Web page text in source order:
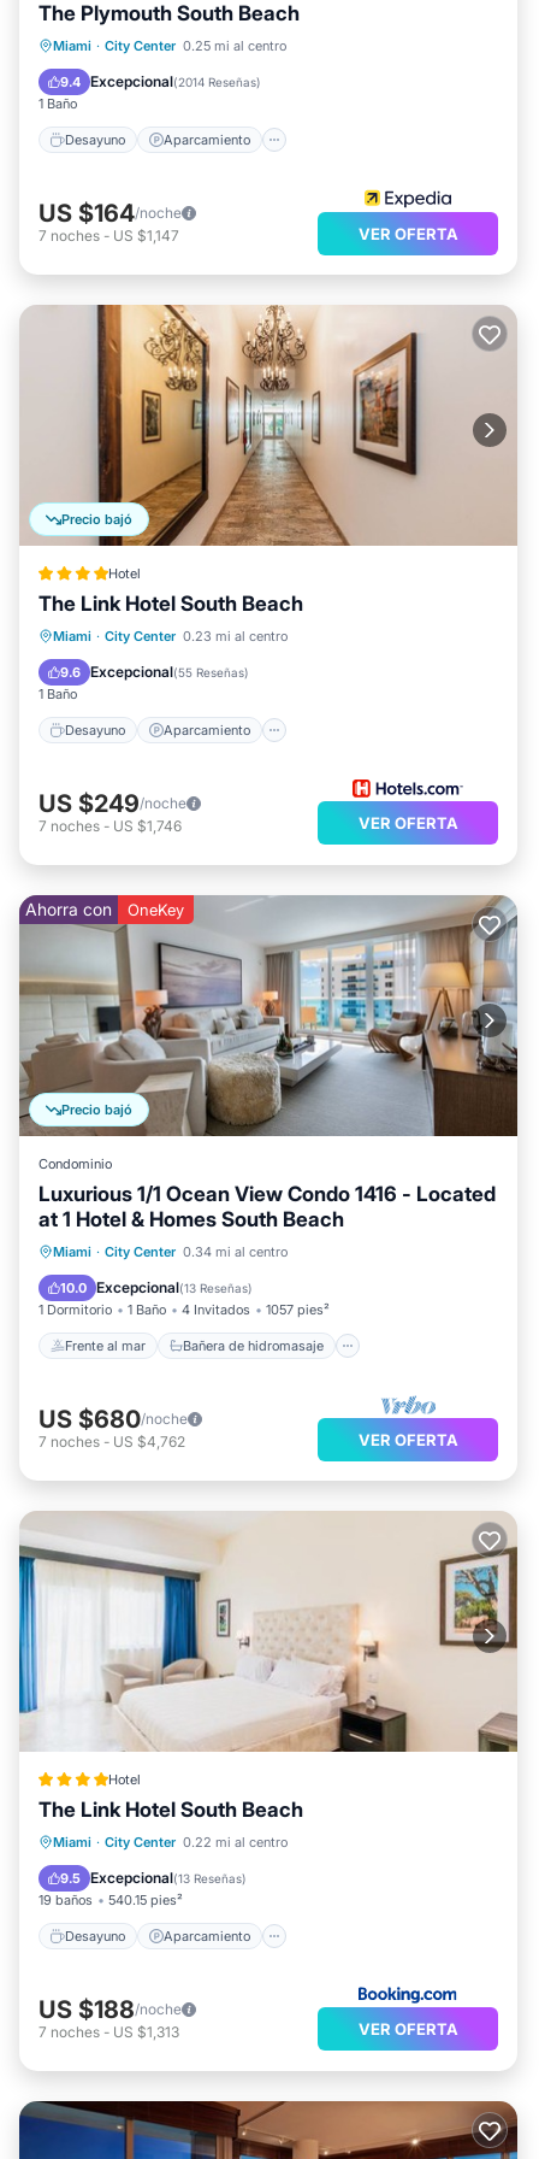
The Plymouth South Beach
Miami · City Center 0.25 mi al centro
9.4 Excepcional(2014 Reseñas)
1 Baño
Desayuno Aparcamiento
Desayuno Aparcamiento
Spa
US $164/noche
7 noches - US $1,147 VER OFERTA
Precio bajó
Hotel
The Link Hotel South Beach
Miami · City Center 0.23 mi al centro
9.6 Excepcional(55 Reseñas)
1 Baño
Desayuno Aparcamiento
Desayuno
Aparcamiento
Vista al mar
US $249/noche
7 noches - US $1,746 VER OFERTA
Precio bajó
Ahorra con OneKey
Condominio
Luxurious 1/1 Ocean View Condo 1416 - Located
at 1 Hotel & Homes South Beach
Miami · City Center 0.34 mi al centro
10.0 Excepcional(13 Reseñas)
1 Dormitorio 1 Baño 4 Invitados 1057 pies²
Frente al mar Bañera de hidromasaje
Frente al mar
Bañera de hidromasaje
Piscina
Vista al mar
US $680/noche
7 noches - US $4,762 VER OFERTA
Hotel
The Link Hotel South Beach
Miami · City Center 0.22 mi al centro
9.5 Excepcional(13 Reseñas)
19 baños 540.15 pies²
Desayuno Aparcamiento
Desayuno
Aparcamiento
Balcón/Terraza
US $188/noche
7 noches - US $1,313 VER OFERTA